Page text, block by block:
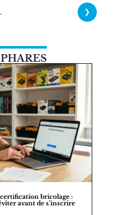
bricolage :
avant de s’inscrire